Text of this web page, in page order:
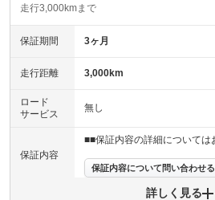
走行3,000kmまで
保証期間 3ヶ月
走行距離 3,000km
ロード
サービス
無し
保証内容
■■保証内容の詳細について
保証内容について問い合わせる
詳しく見る